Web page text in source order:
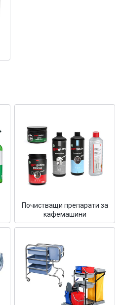
Почистващи препарати за
кафемашини